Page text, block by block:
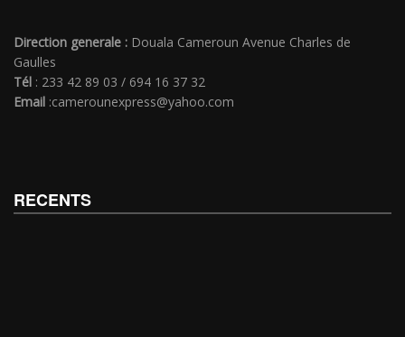
Direction generale : Douala Cameroun Avenue Charles de
Gaulles
Tél : 233 42 89 03 / 694 16 37 32
Email :camerounexpress@yahoo.com
RECENTS